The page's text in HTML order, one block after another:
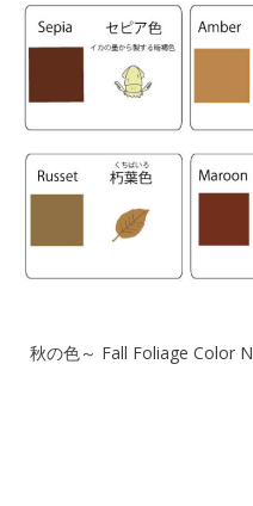
秋の色～ Fall Foliage Color